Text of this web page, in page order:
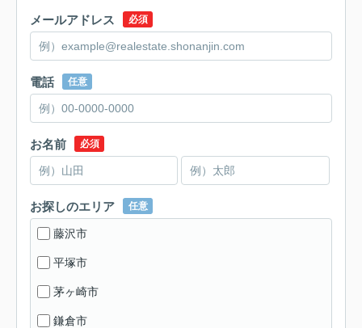
メールアドレス 必須
電話 任意
お名前 必須
お探しのエリア 任意
藤沢市
平塚市
茅ヶ崎市
鎌倉市